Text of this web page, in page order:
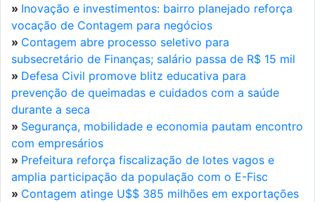
» Inovação e investimentos: bairro planejado reforça
vocação de Contagem para negócios
» Contagem abre processo seletivo para
subsecretário de Finanças; salário passa de R$ 15 mil
» Defesa Civil promove blitz educativa para
prevenção de queimadas e cuidados com a saúde
durante a seca
» Segurança, mobilidade e economia pautam encontro
com empresários
» Prefeitura reforça fiscalização de lotes vagos e
amplia participação da população com o E-Fisc
» Contagem atinge U$$ 385 milhões em exportações